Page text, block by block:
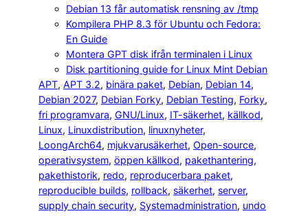
Debian 13 får automatisk rensning av /tmp
Kompilera PHP 8.3 för Ubuntu och Fedora:
En Guide
Montera GPT disk ifrån terminalen i Linux
Disk partitioning guide for Linux Mint Debian
APT, APT 3.2, binära paket, Debian, Debian 14
Debian 2027, Debian Forky, Debian Testing, Forky
fri programvara, GNU/Linux, IT-säkerhet, källkod
Linux, Linuxdistribution, linuxnyheter
LoongArch64, mjukvarusäkerhet, Open-source
operativsystem, öppen källkod, pakethantering
pakethistorik, redo, reproducerbara paket
reproducible builds, rollback, säkerhet, server
supply chain security, Systemadministration, undo